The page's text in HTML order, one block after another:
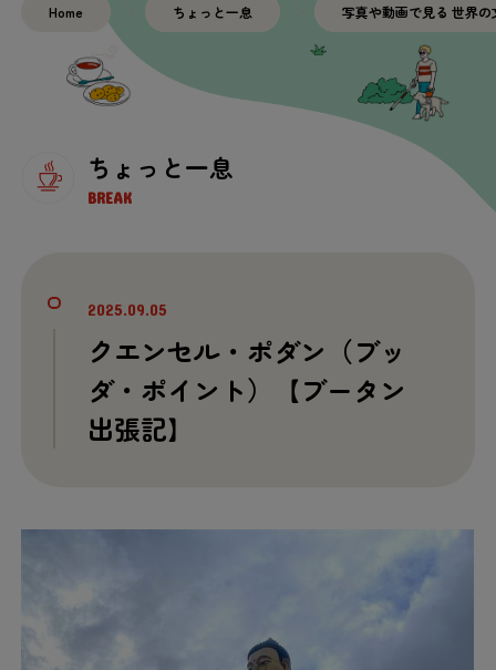
ちょっと一息
BREAK
Home ちょっと一息 写真や動画で見る 世界の
2025.09.05
クエンセル・ポダン（ブッ
ダ・ポイント）【ブータン
出張記】